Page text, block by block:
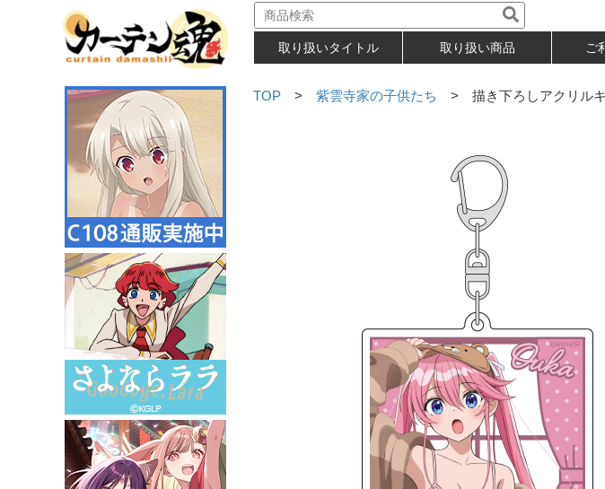
取り扱いタイトル 取り扱い商品 ご
TOP > 紫雲寺家の子供たち > 描き下ろしアクリルキ